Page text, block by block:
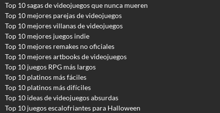
Top 10 sagas de videojuegos que nunca mueren
Top 10 mejores parejas de videojuegos
Top 10 mejores villanas de videojuegos
Top 10 mejores juegos indie
Top 10 mejores remakes no oficiales
Top 10 mejores artbooks de videojuegos
Top 10 juegos RPG más largos
Top 10 platinos más fáciles
Top 10 platinos más difíciles
Top 10 ideas de videojuegos absurdas
Top 10 juegos escalofriantes para Halloween